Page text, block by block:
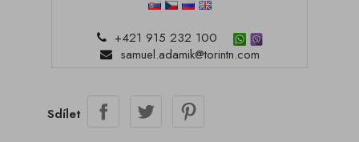
+421 915 232 100
samuel.adamik@torintn.com
Sdílet